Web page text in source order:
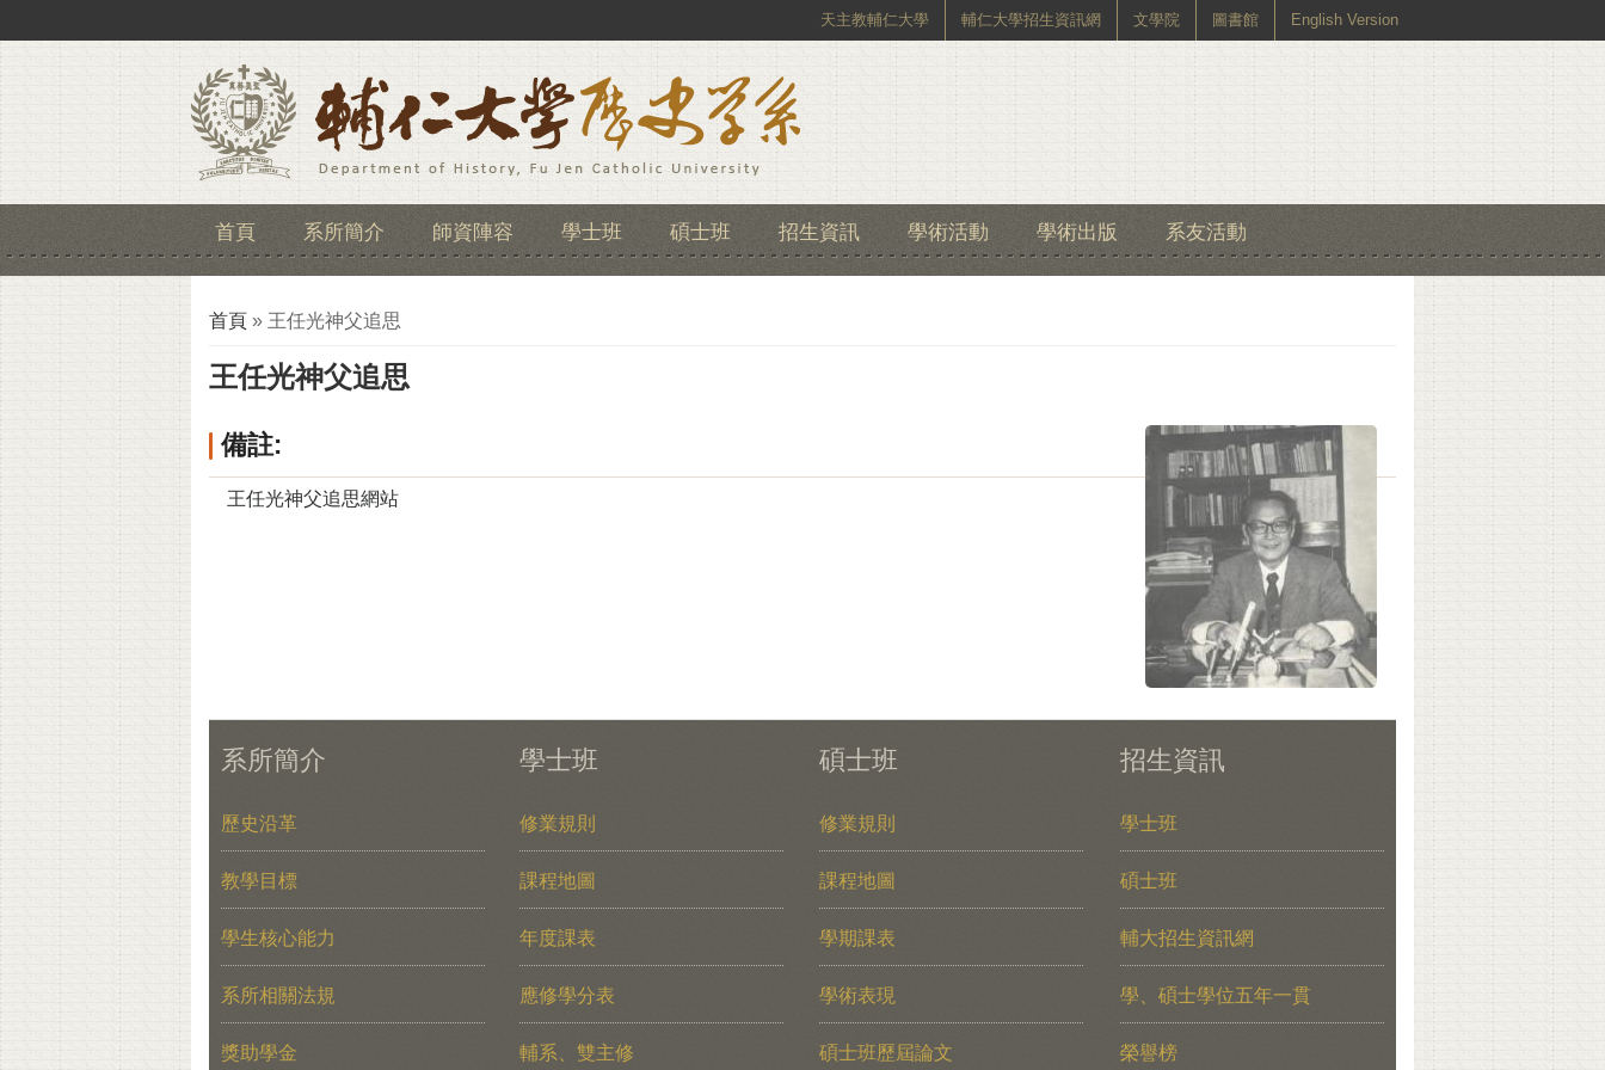
天主教輔仁大學 輔仁大學招生資訊網 文學院 圖書館 English Version
首頁 系所簡介 師資陣容 學士班 碩士班 招生資訊 學術活動 學術出版 系友活動
您在這裡
首頁 » 王任光神父追思
王任光神父追思
備註:
王任光神父追思網站
系所簡介
歷史沿革
教學目標
學生核心能力
系所相關法規
獎助學金
學士班
修業規則
課程地圖
年度課表
應修學分表
輔系、雙主修
碩士班
修業規則
課程地圖
學期課表
學術表現
碩士班歷屆論文
招生資訊
學士班
碩士班
輔大招生資訊網
學、碩士學位五年一貫
榮譽榜